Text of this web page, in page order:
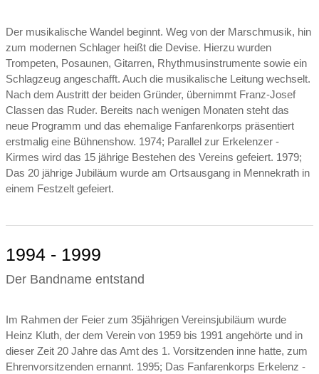
Der musikalische Wandel beginnt. Weg von der Marschmusik, hin
zum modernen Schlager heißt die Devise. Hierzu wurden
Trompeten, Posaunen, Gitarren, Rhythmusinstrumente sowie ein
Schlagzeug angeschafft. Auch die musikalische Leitung wechselt.
Nach dem Austritt der beiden Gründer, übernimmt Franz-Josef
Classen das Ruder. Bereits nach wenigen Monaten steht das
neue Programm und das ehemalige Fanfarenkorps präsentiert
erstmalig eine Bühnenshow. 1974; Parallel zur Erkelenzer -
Kirmes wird das 15 jährige Bestehen des Vereins gefeiert. 1979;
Das 20 jährige Jubiläum wurde am Ortsausgang in Mennekrath in
einem Festzelt gefeiert.
1994 - 1999
Der Bandname entstand
Im Rahmen der Feier zum 35jährigen Vereinsjubiläum wurde
Heinz Kluth, der dem Verein von 1959 bis 1991 angehörte und in
dieser Zeit 20 Jahre das Amt des 1. Vorsitzenden inne hatte, zum
Ehrenvorsitzenden ernannt. 1995; Das Fanfarenkorps Erkelenz -